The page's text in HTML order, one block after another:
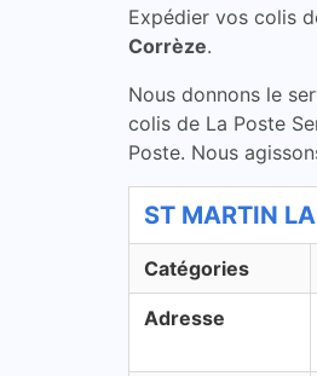
Expédier vos colis
Corrèze.
Nous donnons le
colis de La Poste
Poste. Nous
ST MARTIN
Catégories
Adresse